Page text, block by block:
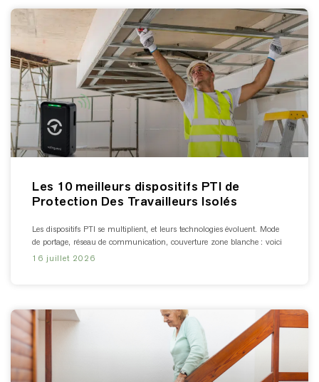
Les 10 meilleurs dispositifs PTI de
Protection Des Travailleurs Isolés
Les dispositifs PTI se multiplient, et leurs technologies évoluent. Mode
de portage, réseau de communication, couverture zone blanche : voici
16 juillet 2026